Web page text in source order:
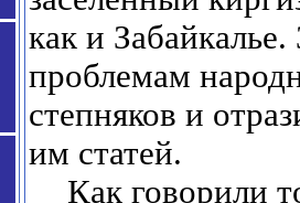
как и
проблемам
степняков и
им статей.
Как говорили